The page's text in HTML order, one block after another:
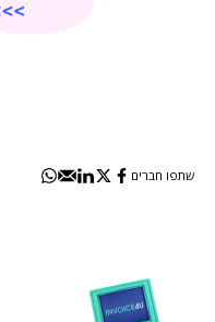
שתפו חברים